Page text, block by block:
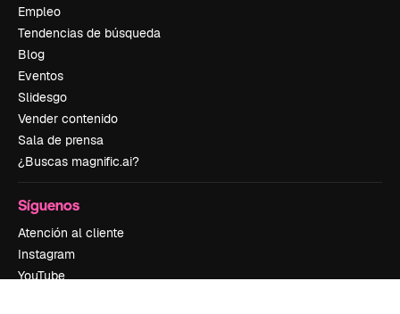
Empleo
Tendencias de búsqueda
Blog
Eventos
Slidesgo
Vender contenido
Sala de prensa
¿Buscas magnific.ai?
Síguenos
Atención al cliente
Instagram
YouTube